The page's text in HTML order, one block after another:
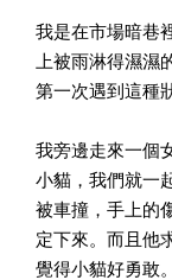
我是在市場暗巷
上被雨淋得濕
第一次遇到這種
我旁邊走來一個
小貓，我們就一
被車撞，手上的
定下來。而且他
覺得小貓好勇敢。